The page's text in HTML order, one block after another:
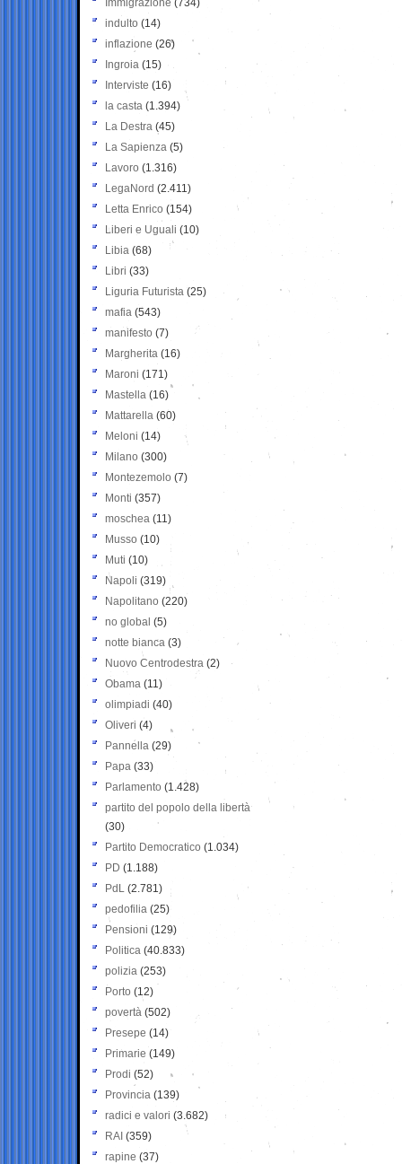
Immigrazione (734)
indulto (14)
inflazione (26)
Ingroia (15)
Interviste (16)
la casta (1.394)
La Destra (45)
La Sapienza (5)
Lavoro (1.316)
LegaNord (2.411)
Letta Enrico (154)
Liberi e Uguali (10)
Libia (68)
Libri (33)
Liguria Futurista (25)
mafia (543)
manifesto (7)
Margherita (16)
Maroni (171)
Mastella (16)
Mattarella (60)
Meloni (14)
Milano (300)
Montezemolo (7)
Monti (357)
moschea (11)
Musso (10)
Muti (10)
Napoli (319)
Napolitano (220)
no global (5)
notte bianca (3)
Nuovo Centrodestra (2)
Obama (11)
olimpiadi (40)
Oliveri (4)
Pannella (29)
Papa (33)
Parlamento (1.428)
partito del popolo della libertà
(30)
Partito Democratico (1.034)
PD (1.188)
PdL (2.781)
pedofilia (25)
Pensioni (129)
Politica (40.833)
polizia (253)
Porto (12)
povertà (502)
Presepe (14)
Primarie (149)
Prodi (52)
Provincia (139)
radici e valori (3.682)
RAI (359)
rapine (37)